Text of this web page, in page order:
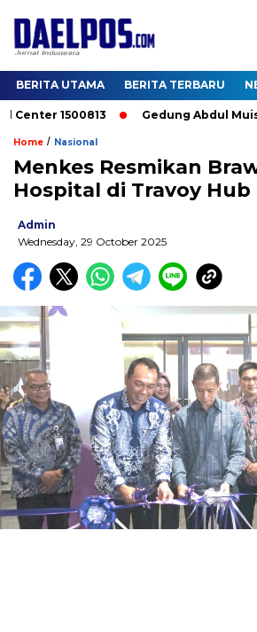
BERITA UTAMA BERITA TERBARU
1500813 Gedung Abdul Muis
Home / Nasional
Menkes Resmikan
Hospital di Travoy Hub
Admin
Wednesday, 29 October 2025